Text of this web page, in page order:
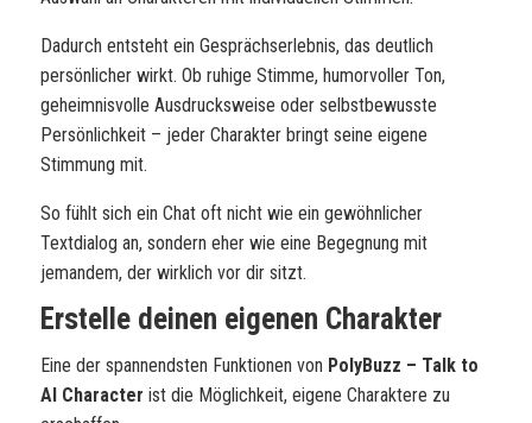
Dadurch entsteht ein Gesprächserlebnis, das deutlich
persönlicher wirkt. Ob ruhige Stimme, humorvoller Ton,
geheimnisvolle Ausdrucksweise oder selbstbewusste
Persönlichkeit – jeder Charakter bringt seine eigene
Stimmung mit.
So fühlt sich ein Chat oft nicht wie ein gewöhnlicher
Textdialog an, sondern eher wie eine Begegnung mit
jemandem, der wirklich vor dir sitzt.
Erstelle deinen eigenen Charakter
Eine der spannendsten Funktionen von PolyBuzz – Talk to
AI Character ist die Möglichkeit, eigene Charaktere zu